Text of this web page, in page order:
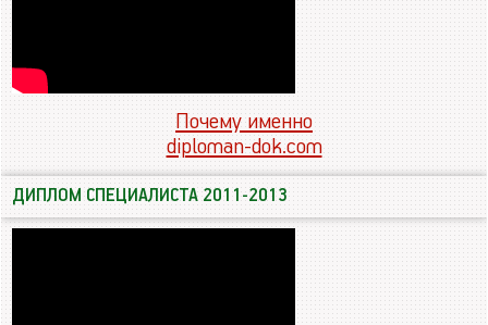
Почему именно
diploman-dok.com
ДИПЛОМ СПЕЦИАЛИСТА 2011-2013